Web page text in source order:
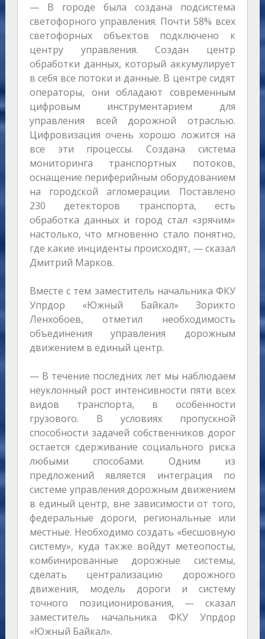
— В городе была создана подсистема
светофорного управления. Почти 58% всех
светофорных объектов подключено к
центру управления. Создан центр
обработки данных, который аккумулирует
в себя все потоки и данные. В центре сидят
операторы, они обладают современным
цифровым инструментарием для
управления всей дорожной отраслью.
Цифровизация очень хорошо ложится на
все эти процессы. Создана система
мониторинга транспортных потоков,
оснащение периферийным оборудованием
на городской агломерации. Поставлено
230 детекторов транспорта, есть
обработка данных и город стал «зрячим»
настолько, что мгновенно стало понятно,
где какие инциденты происходят, — сказал
Дмитрий Марков.
Вместе с тем заместитель начальника ФКУ
Упрдор «Южный Байкал» Зорикто
Ленхобоев, отметил необходимость
объединения управления дорожным
движением в единый центр.
— В течение последних лет мы наблюдаем
неуклонный рост интенсивности пяти всех
видов транспорта, в особенности
грузового. В условиях пропускной
способности задачей собственников дорог
остается сдерживание социального риска
любыми способами. Одним из
предложений является интеграция по
системе управления дорожным движением
в единый центр, вне зависимости от того,
федеральные дороги, региональные или
местные. Необходимо создать «бесшовную
систему», куда также войдут метеопосты,
комбинированные дорожные системы,
сделать централизацию дорожного
движения, модель дороги и систему
точного позиционирования, — сказал
заместитель начальника ФКУ Упрдор
«Южный Байкал».